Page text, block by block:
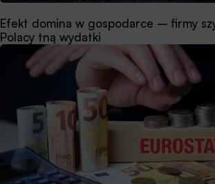
Efekt domina w gospodarce – firmy
Polacy tną wydatki